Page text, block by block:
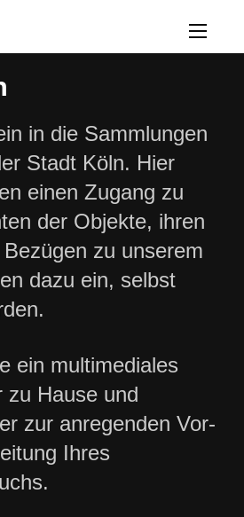
Menü
in die Sammlungen
Stadt Köln. Hier
einen Zugang zu
der Objekte, ihren
zu unserem
dazu ein, selbst
ein multimediales
zu Hause und
zur anregenden Vor-
Ihres